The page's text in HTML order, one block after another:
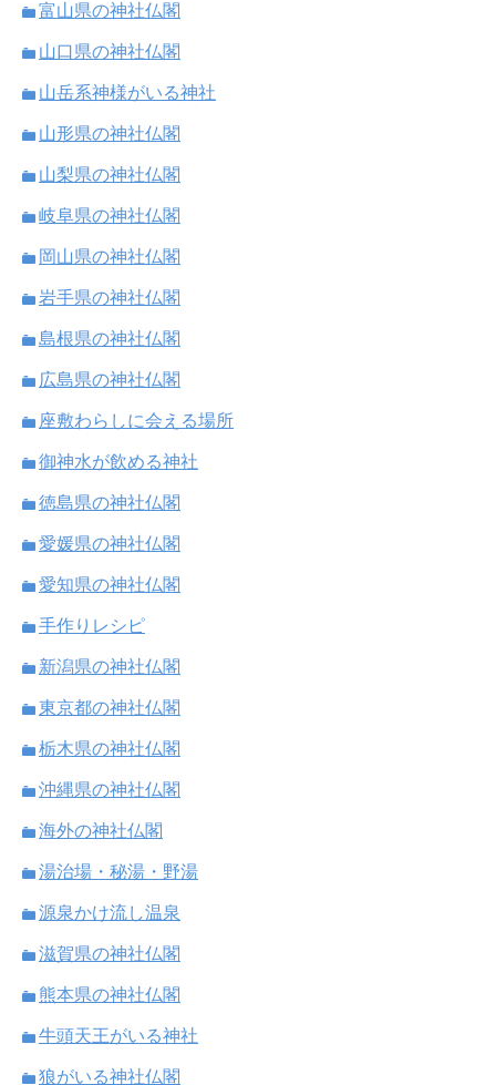
富山県の神社仏閣
山口県の神社仏閣
山岳系神様がいる神社
山形県の神社仏閣
山梨県の神社仏閣
岐阜県の神社仏閣
岡山県の神社仏閣
岩手県の神社仏閣
島根県の神社仏閣
広島県の神社仏閣
座敷わらしに会える場所
御神水が飲める神社
徳島県の神社仏閣
愛媛県の神社仏閣
愛知県の神社仏閣
手作りレシピ
新潟県の神社仏閣
東京都の神社仏閣
栃木県の神社仏閣
沖縄県の神社仏閣
海外の神社仏閣
湯治場・秘湯・野湯
源泉かけ流し温泉
滋賀県の神社仏閣
熊本県の神社仏閣
牛頭天王がいる神社
狼がいる神社仏閣